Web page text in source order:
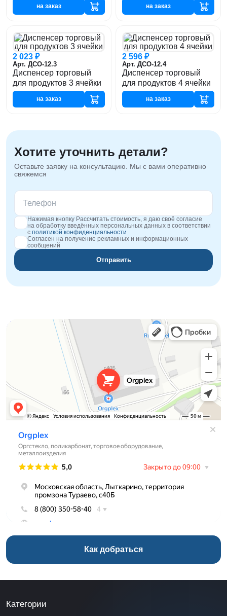
на заказ на заказ
2 023 ₽
Арт. ДСО-12.3
Диспенсер торговый
для продуктов 3 ячейки
на заказ
2 596 ₽
Арт. ДСО-12.4
Диспенсер торговый
для продуктов 4 ячейки
на заказ
Хотите уточнить детали?
Оставьте заявку на консультацию. Мы с вами оперативно
свяжемся
Нажимая кнопку Рассчитать стоимость, я даю своё согласие
на обработку введённых персональных данных в соответствии
с политикой конфиденциальности
Согласен на получение рекламных и информационных
сообщений
Отправить
Orgplex
Оргстекло, поликарбонат в Лыткарине
Торговое оборудование в Лыткарине
Как добраться
Категории